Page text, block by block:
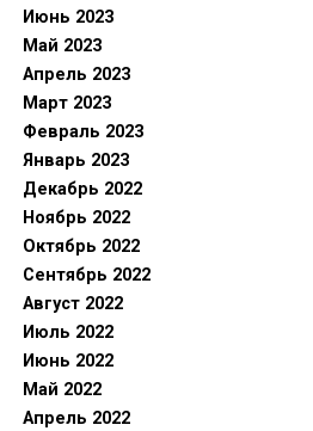
Июнь 2023
Май 2023
Апрель 2023
Март 2023
Февраль 2023
Январь 2023
Декабрь 2022
Ноябрь 2022
Октябрь 2022
Сентябрь 2022
Август 2022
Июль 2022
Июнь 2022
Май 2022
Апрель 2022